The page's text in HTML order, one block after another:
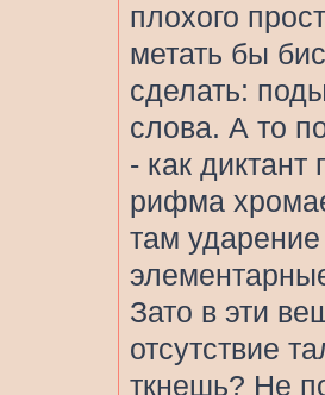
плохого
метать бы
сделать:
слова. А то
- как
рифма
там
Зато в эти
отсутствие
ткнешь? Не